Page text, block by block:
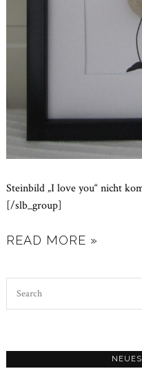
Steinbild „I love you“ nicht
[/slb_group]
READ MORE »